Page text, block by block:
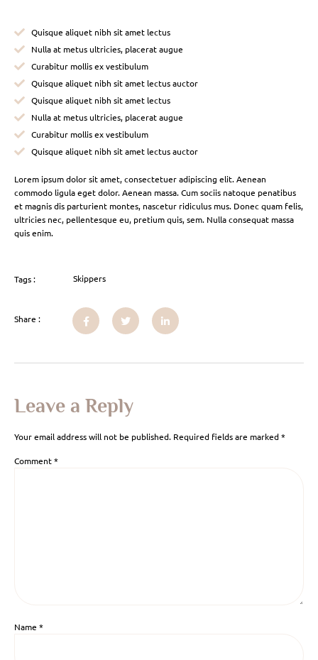
Quisque aliquet nibh sit amet lectus
Nulla at metus ultricies, placerat augue
Curabitur mollis ex vestibulum
Quisque aliquet nibh sit amet lectus auctor
Quisque aliquet nibh sit amet lectus
Nulla at metus ultricies, placerat augue
Curabitur mollis ex vestibulum
Quisque aliquet nibh sit amet lectus auctor
Lorem ipsum dolor sit amet, consectetuer adipiscing elit. Aenean
commodo ligula eget dolor. Aenean massa. Cum sociis natoque penatibus
et magnis dis parturient montes, nascetur ridiculus mus. Donec quam felis,
ultricies nec, pellentesque eu, pretium quis, sem. Nulla consequat massa
quis enim.
Tags : Skippers
Share :
Leave a Reply
Your email address will not be published. Required fields are marked*
Comment*
Name *